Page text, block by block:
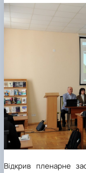
Відкрив пленарне